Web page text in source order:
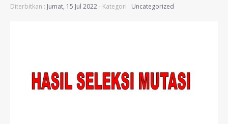
Diterbitkan : Jumat, 15 Jul 2022- Kategori : Uncategorized